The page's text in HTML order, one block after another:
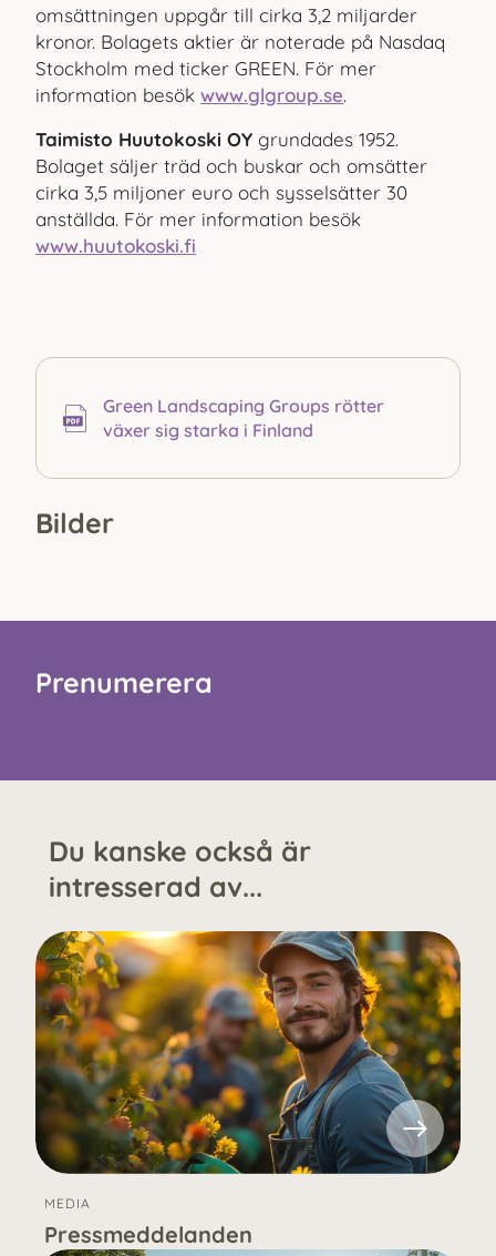
omsättningen uppgår till cirka 3,2 miljarder
kronor. Bolagets aktier är noterade på Nasdaq
Stockholm med ticker GREEN. För mer
information besök www.glgroup.se.
Taimisto Huutokoski OY grundades 1952.
Bolaget säljer träd och buskar och omsätter
cirka 3,5 miljoner euro och sysselsätter 30
anställda. För mer information besök
www.huutokoski.fi
Green Landscaping Groups rötter
växer sig starka i Finland
Bilder
Prenumerera
Du kanske också är
intresserad av...
MEDIA
Pressmeddelanden